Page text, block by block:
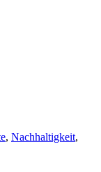
, Nachhaltigkeit,